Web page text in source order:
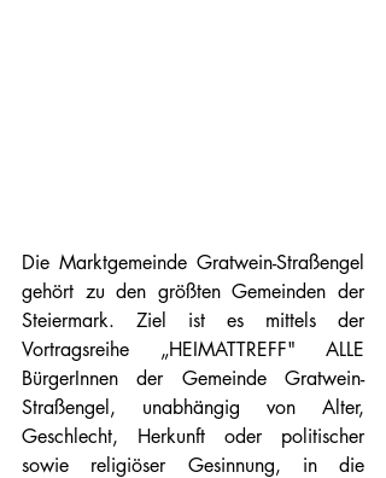
Die Marktgemeinde Gratwein-Straßengel
gehört zu den größten Gemeinden der
Steiermark. Ziel ist es mittels der
Vortragsreihe „HEIMATTREFF" ALLE
BürgerInnen der Gemeinde Gratwein-
Straßengel, unabhängig von Alter,
Geschlecht, Herkunft oder politischer
sowie religiöser Gesinnung, in die